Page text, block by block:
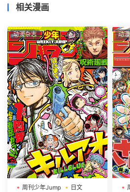
相关漫画
动漫杂志
周刊少年Jump
日文
动